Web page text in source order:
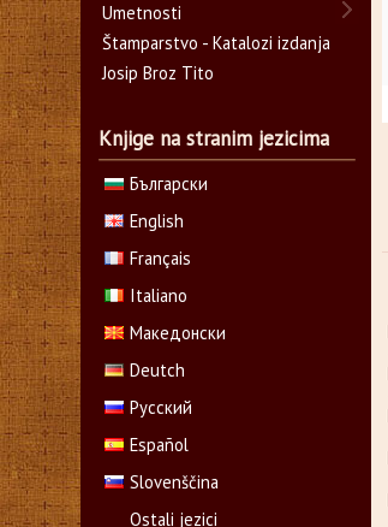
Umetnosti
Štamparstvo - Katalozi izdanja
Josip Broz Tito
Knjige na stranim jezicima
Български
English
Français
Italiano
Македонски
Deutch
Русский
Español
Slovenščina
Ostali jezici